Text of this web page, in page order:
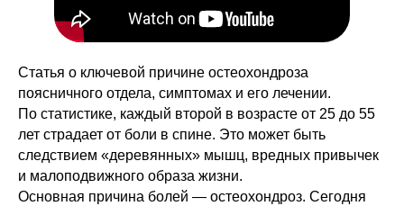
Статья о ключевой причине остеохондроза
поясничного отдела, симптомах и его лечении.
По статистике, каждый второй в возрасте от 25 до 55
лет страдает от боли в спине. Это может быть
следствием «деревянных» мышц, вредных привычек
и малоподвижного образа жизни.
Основная причина болей — остеохондроз. Сегодня